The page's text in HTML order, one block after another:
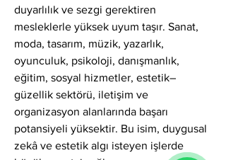
duyarlılık ve sezgi gerektiren
mesleklerle yüksek uyum taşır. Sanat,
moda, tasarım, müzik, yazarlık,
oyunculuk, psikoloji, danışmanlık,
eğitim, sosyal hizmetler, estetik–
güzellik sektörü, iletişim ve
organizasyon alanlarında başarı
potansiyeli yüksektir. Bu isim, duygusal
zekâ ve estetik algı isteyen işlerde